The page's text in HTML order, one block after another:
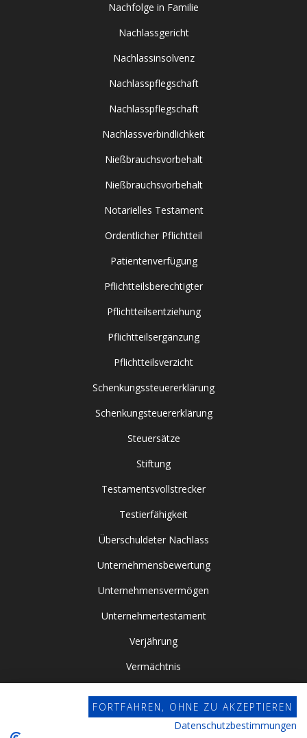
Nachfolge in Familie
Nachlassgericht
Nachlassinsolvenz
Nachlasspflegschaft
Nachlasspflegschaft
Nachlassverbindlichkeit
Nießbrauchsvorbehalt
Nießbrauchsvorbehalt
Notarielles Testament
Ordentlicher Pflichtteil
Patientenverfügung
Pflichtteilsberechtigter
Pflichtteilsentziehung
Pflichtteilsergänzung
Pflichtteilsverzicht
Schenkungssteuererklärung
Schenkungsteuererklärung
Steuersätze
Stiftung
Testamentsvollstrecker
Testierfähigkeit
Überschuldeter Nachlass
Unternehmensbewertung
Unternehmensvermögen
Unternehmertestament
Verjährung
Vermächtnis
Vorsorgevollmacht
FORTFAHREN, OHNE ZU AKZEPTIEREN
Datenschutzbestimmungen